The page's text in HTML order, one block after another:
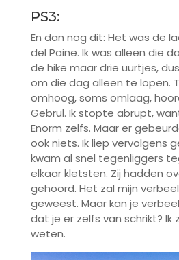
PS3:
En dan nog dit: Het was de
del Paine. Ik was alleen die
de hike maar drie uurtjes,
om die dag alleen te lopen.
omhoog, soms omlaag,
Gebrul. Ik stopte abrupt,
Enorm zelfs. Maar er
ook niets. Ik liep vervolgens
kwam al snel tegenliggers
elkaar kletsten. Zij hadden
gehoord. Het zal mijn
geweest. Maar kan je
dat je er zelfs van schrikt? Ik
weten.